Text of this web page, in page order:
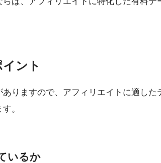
ント
りますので、アフィリエイトに適した
。
いるか